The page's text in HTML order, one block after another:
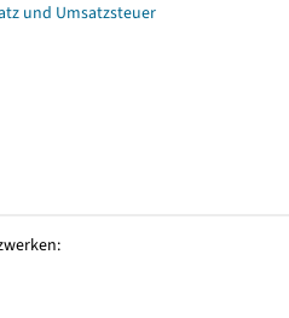
und Umsatzsteuer